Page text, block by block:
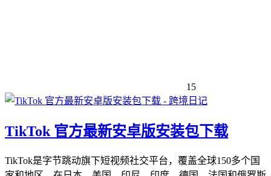
15
TikTok 官方最新安卓版安装包下载
TikTok是字节跳动旗下短视频社交平台，覆盖全球150多个国